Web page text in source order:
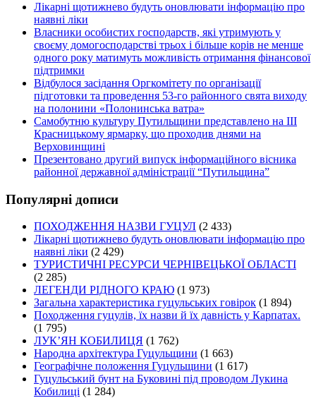
Лікарні щотижнево будуть оновлювати інформацію про
наявні ліки
Власники особистих господарств, які утримують у
своєму домогосподарстві трьох і більше корів не менше
одного року матимуть можливість отримання фінансової
підтримки
Відбулося засідання Оргкомітету по організації
підготовки та проведення 53-го районного свята виходу
на полонини «Полонинська ватра»
Самобутню культуру Путильщини представлено на ІІІ
Красницькому ярмарку, що проходив днями на
Верховинщині
Презентовано другий випуск інформаційного вісника
районної державної адміністрації “Путильщина”
Популярні дописи
ПОХОДЖЕННЯ НАЗВИ ГУЦУЛ (2 433)
Лікарні щотижнево будуть оновлювати інформацію про
наявні ліки (2 429)
ТУРИСТИЧНІ РЕСУРСИ ЧЕРНІВЕЦЬКОЇ ОБЛАСТІ
(2 285)
ЛЕГЕНДИ РІДНОГО КРАЮ (1 973)
Загальна характеристика гуцульських говірок (1 894)
Походження гуцулів, їх назви й їх давність у Карпатах.
(1 795)
ЛУК’ЯН КОБИЛИЦЯ (1 762)
Народна архітектура Гуцульщини (1 663)
Географічне положення Гуцульщини (1 617)
Гуцульський бунт на Буковині під проводом Лукина
Кобилиці (1 284)